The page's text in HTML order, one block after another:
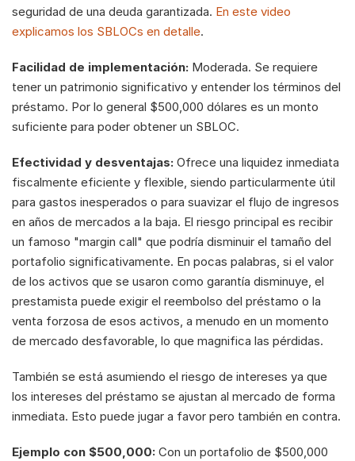
seguridad de una deuda garantizada. En este video
explicamos los SBLOCs en detalle.
Facilidad de implementación: Moderada. Se requiere
tener un patrimonio significativo y entender los términos del
préstamo. Por lo general $500,000 dólares es un monto
suficiente para poder obtener un SBLOC.
Efectividad y desventajas: Ofrece una liquidez inmediata
fiscalmente eficiente y flexible, siendo particularmente útil
para gastos inesperados o para suavizar el flujo de ingresos
en años de mercados a la baja. El riesgo principal es recibir
un famoso "margin call" que podría disminuir el tamaño del
portafolio significativamente. En pocas palabras, si el valor
de los activos que se usaron como garantía disminuye, el
prestamista puede exigir el reembolso del préstamo o la
venta forzosa de esos activos, a menudo en un momento
de mercado desfavorable, lo que magnifica las pérdidas.
También se está asumiendo el riesgo de intereses ya que
los intereses del préstamo se ajustan al mercado de forma
inmediata. Esto puede jugar a favor pero también en contra.
Ejemplo con $500,000: Con un portafolio de $500,000